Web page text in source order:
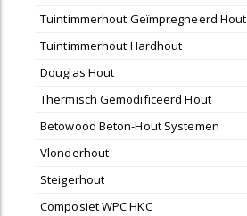
Tuintimmerhout Geïmpregneerd Hout
Tuintimmerhout Hardhout
Douglas Hout
Thermisch Gemodificeerd Hout
Betowood Beton-Hout Systemen
Vlonderhout
Steigerhout
Composiet WPC HKC